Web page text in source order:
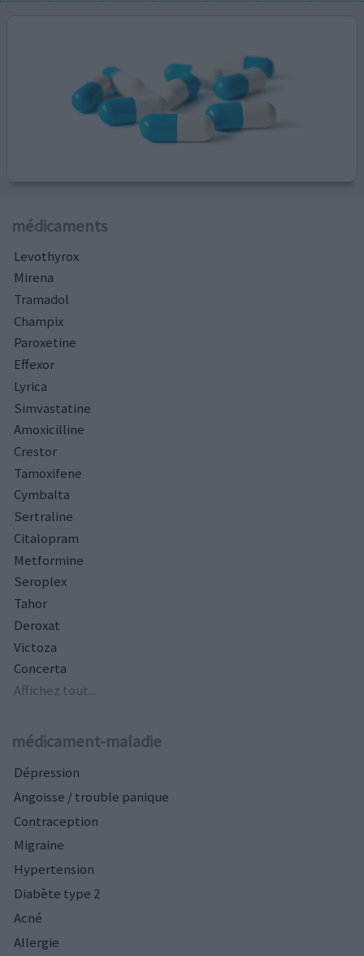
médicaments
Levothyrox
Mirena
Tramadol
Champix
Paroxetine
Effexor
Lyrica
Simvastatine
Amoxicilline
Crestor
Tamoxifene
Cymbalta
Sertraline
Citalopram
Metformine
Seroplex
Tahor
Deroxat
Victoza
Concerta
Affichez tout...
médicament-maladie
Dépression
Angoisse / trouble panique
Contraception
Migraine
Hypertension
Diabète type 2
Acné
Allergie